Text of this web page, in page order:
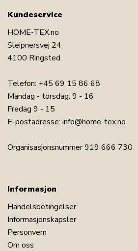
Kundeservice
HOME-TEX.no
Sleipnersvej 24
4100 Ringsted
Telefon: +45 69 15 86 68
Mandag - torsdag: 9 - 16
Fredag 9 - 15
E-postadresse: info@home-tex.no
Organisasjonsnummer 919 666 730
Informasjon
Handelsbetingelser
Informasjonskapsler
Personvern
Om oss